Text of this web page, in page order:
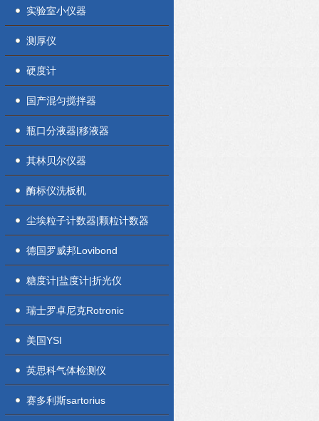
实验室小仪器
测厚仪
硬度计
国产混匀搅拌器
瓶口分液器|移液器
其林贝尔仪器
酶标仪洗板机
尘埃粒子计数器|颗粒计数器
德国罗威邦Lovibond
糖度计|盐度计|折光仪
瑞士罗卓尼克Rotronic
美国YSI
英思科气体检测仪
赛多利斯sartorius